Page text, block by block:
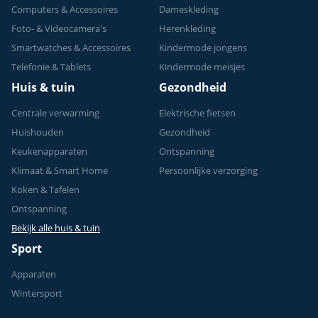
Computers & Accessoires
Foto- & Videocamera's
Smartwatches & Accessoires
Telefonie & Tablets
Dameskleding
Herenkleding
Kindermode jongens
Kindermode meisjes
Huis & tuin
Centrale verwarming
Huishouden
Keukenapparaten
Klimaat & Smart Home
Koken & Tafelen
Ontspanning
Bekijk alle huis & tuin
Gezondheid
Elektrische fietsen
Gezondheid
Ontspanning
Persoonlijke verzorging
Sport
Apparaten
Wintersport